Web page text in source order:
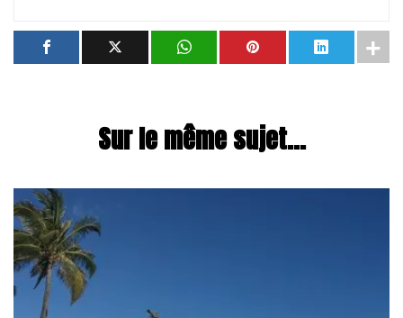
Sur le même sujet...